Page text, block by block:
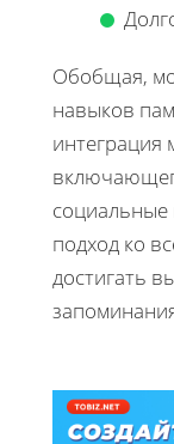
Обобщая,
навыков
интеграция
социальные
подход ко
достигать